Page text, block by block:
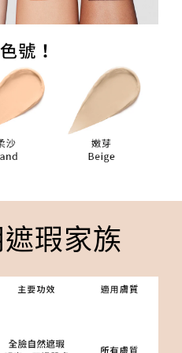
瑕家族